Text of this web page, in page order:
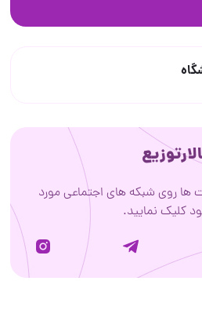
ها روی شبکه های اجتماعی مورد
کلیک نمایید.